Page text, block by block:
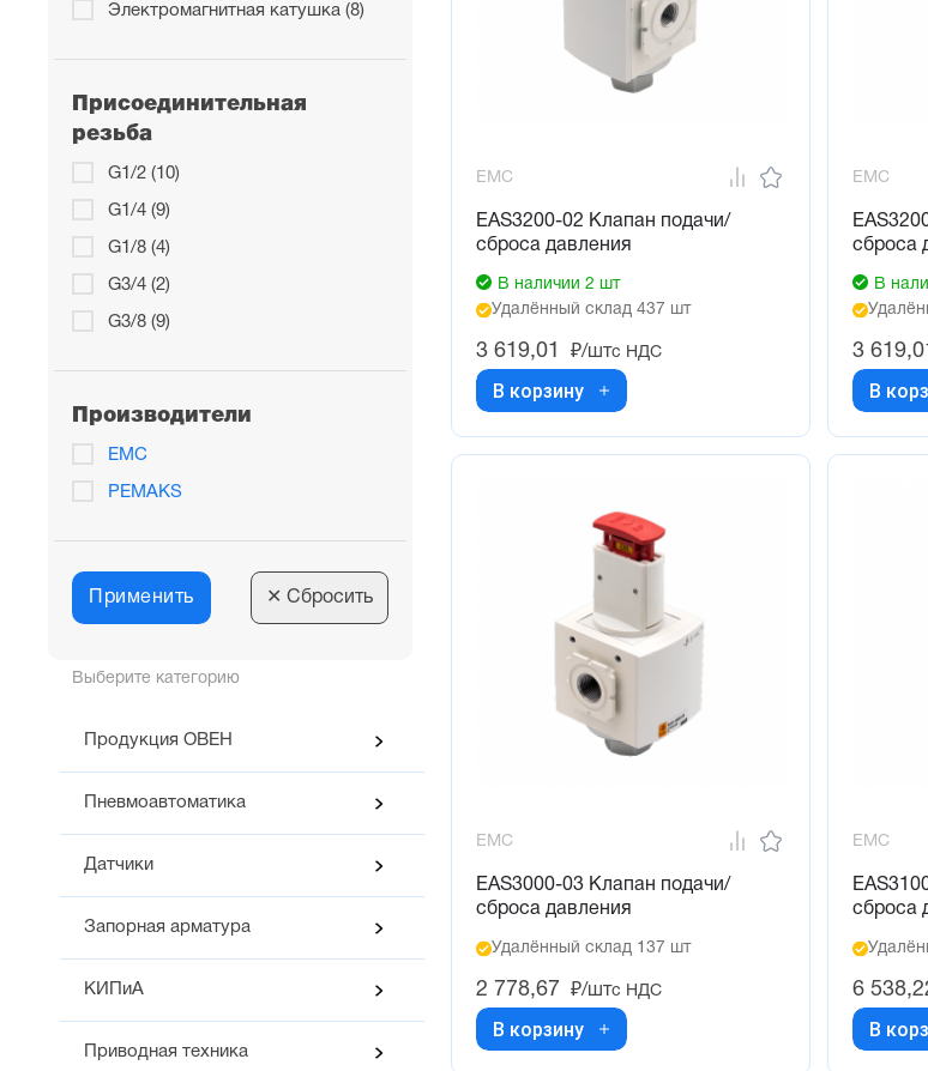
Выберите категорию
Продукция ОВЕН
Пневмоавтоматика
Датчики
Запорная арматура
КИПиА
Приводная техника
Электромагнитная катушка (8)
Присоединительная
резьба
G1/2 (10)
G1/4 (9)
G1/8 (4)
G3/4 (2)
G3/8 (9)
Производители
EMC
PEMAKS
Применить ✕ Сбросить
EMC
EAS3200-02 Клапан подачи/
сброса давления
В наличии 2 шт
Удалённый склад 437 шт
3 619,01 ₽/штс НДС
В корзину
EMC
сброса
В
3
В
EMC
EAS3000-03 Клапан подачи/
сброса давления
Удалённый склад 137 шт
2 778,67 ₽/штс НДС
В корзину
EMC
сброса
6
В